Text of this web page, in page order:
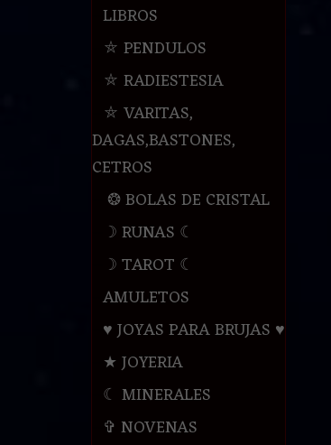
LIBROS
⛤ PENDULOS
⛤ RADIESTESIA
⛤ VARITAS,
DAGAS,BASTONES,
CETROS
❂ BOLAS DE CRISTAL
☽ RUNAS ☾
☽ TAROT ☾
AMULETOS
♥ JOYAS PARA BRUJAS ♥
★ JOYERIA
☾ MINERALES
✞ NOVENAS